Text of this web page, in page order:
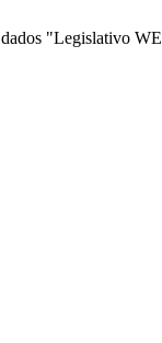
"Legislativo